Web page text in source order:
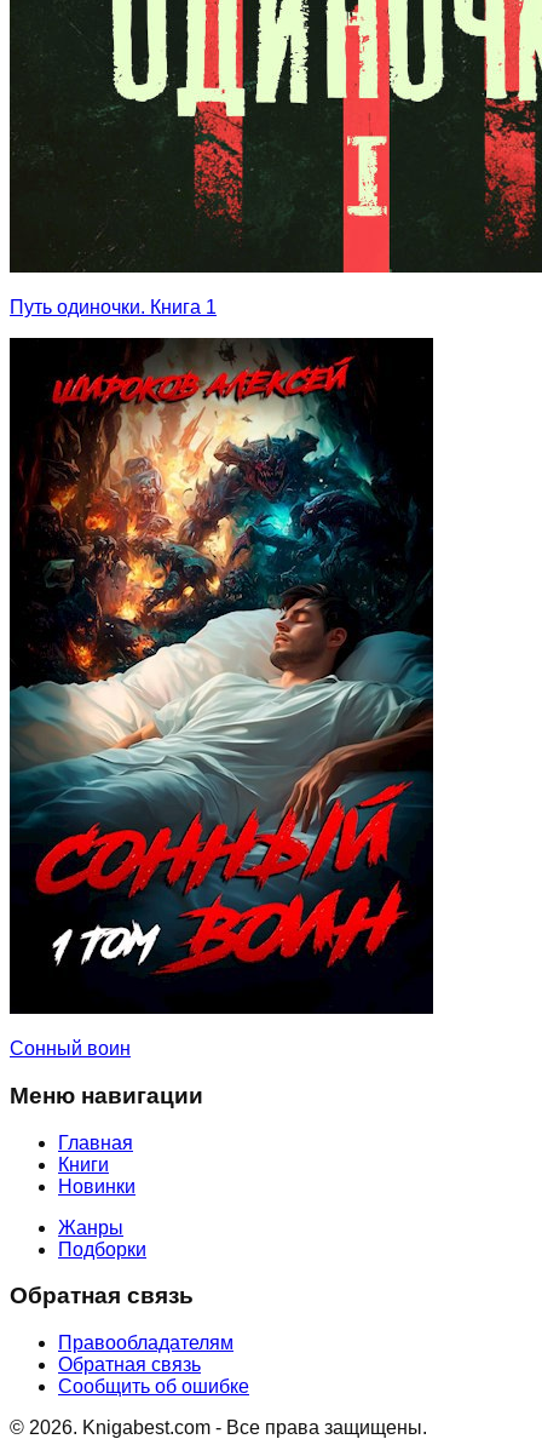
Путь одиночки. Книга 1
Сонный воин
Меню навигации
Главная
Книги
Новинки
Жанры
Подборки
Обратная связь
Правообладателям
Обратная связь
Сообщить об ошибке
© 2026. Knigabest.com - Все права защищены.